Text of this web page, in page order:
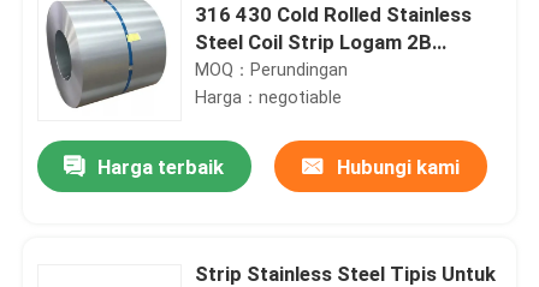
316 430 Cold Rolled Stainless
Steel Coil Strip Logam 2B
Permukaan
MOQ：Perundingan
Harga：negotiable
Harga terbaik Hubungi kami
Strip Stainless Steel Tipis Untuk